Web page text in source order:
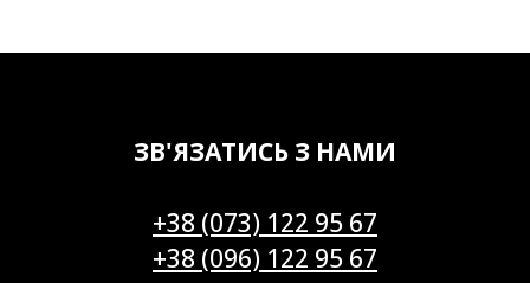
ЗВ'ЯЗАТИСЬ З НАМИ
+38 (073) 122 95 67
+38 (096) 122 95 67